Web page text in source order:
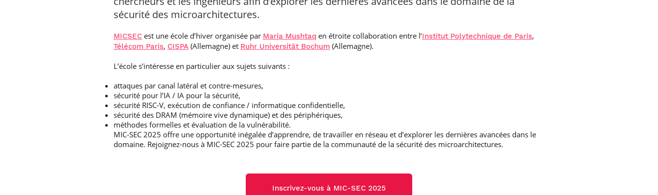
sécurité des microarchitectures.
MICSEC est une école d’hiver organisée par Maria Mushtaq en étroite collaboration entre l’Institut Polytechnique de Paris,
Télécom Paris, CISPA (Allemagne) et Ruhr Universität Bochum (Allemagne).
L’école s’intéresse en particulier aux sujets suivants :
attaques par canal latéral et contre-mesures,
sécurité pour l’IA / IA pour la sécurité,
sécurité RISC-V, exécution de confiance / informatique confidentielle,
sécurité des DRAM (mémoire vive dynamique) et des périphériques,
méthodes formelles et évaluation de la vulnérabilité.
MIC-SEC 2025 offre une opportunité inégalée d’apprendre, de travailler en réseau et d’explorer les dernières avancées dans le
domaine. Rejoignez-nous à MIC-SEC 2025 pour faire partie de la communauté de la sécurité des microarchitectures.
Inscrivez-vous à MIC-SEC 2025